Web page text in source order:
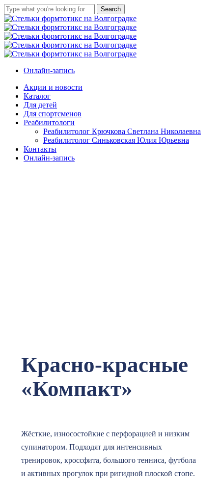
Skip
to
main
content
Search
Close
Search
Онлайн-запись
Menu
Акции и новости
Каталог
Для детей
Для спортсменов
Реабилитологи
Реабилитолог Крючкова Светлана Николаевна
Реабилитолог Синьковская Юлия Юрьевна
Контакты
Онлайн-запись
Красно-красные
«Компакт»
Жёсткие, износостойкие с перфорацией и низким
супинатором. Подходят для интенсивных
тренировок, кроссфита, большого тенниса, футбола
и активных прогулок при ригидной плоской стопе.